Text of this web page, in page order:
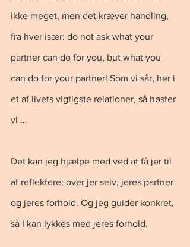
ikke meget, men det kræver handling,
fra hver især: do not ask what your
partner can do for you, but what you
can do for your partner! Som vi sår, her i
et af livets vigtigste relationer, så høster
vi …
Det kan jeg hjælpe med ved at få jer til
at reflektere; over jer selv, jeres partner
og jeres forhold. Og jeg guider konkret,
så I kan lykkes med jeres forhold.